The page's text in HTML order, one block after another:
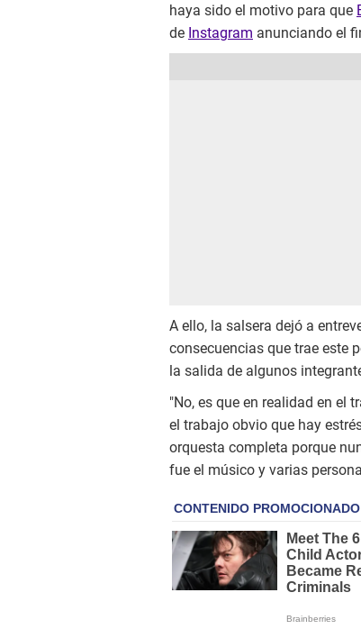
haya sido el motivo para que
de Instagram anunciando el
A ello, la salsera dejó a
consecuencias que trae este
la salida de algunos
"No, es que en realidad en el
el trabajo obvio que hay
orquesta completa porque
fue el músico y varias